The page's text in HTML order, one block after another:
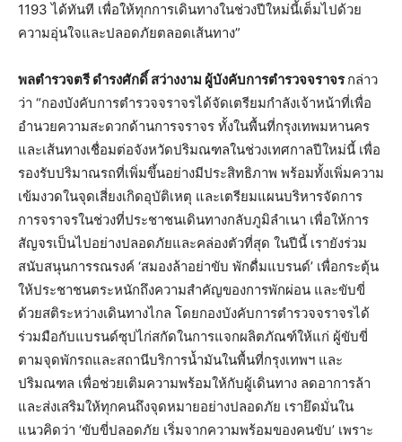
1193 ได้ทันที เพื่อให้ทุกการเดินทางในช่วงปีใหม่นี้เต็มไปด้วย
ความอุ่นใจและปลอดภัยตลอดเส้นทาง”
พลตำรวจตรี ดำรงศักดิ์ สว่างงาม ผู้บังคับการตำรวจจราจร กล่าว
ว่า “กองบังคับการตำรวจจราจรได้จัดเตรียมกำลังเจ้าหน้าที่เพื่อ
อำนวยความสะดวกด้านการจราจร ทั้งในพื้นที่กรุงเทพมหานคร
และเส้นทางเชื่อมต่อจังหวัดปริมณฑลในช่วงเทศกาลปีใหม่นี้ เพื่อ
รองรับปริมาณรถที่เพิ่มขึ้นอย่างมีประสิทธิภาพ พร้อมทั้งเพิ่มความ
เข้มงวดในจุดเสี่ยงเกิดอุบัติเหตุ และเตรียมแผนบริหารจัดการ
การจราจรในช่วงที่ประชาชนเดินทางกลับภูมิลำเนา เพื่อให้การ
สัญจรเป็นไปอย่างปลอดภัยและคล่องตัวที่สุด ในปีนี้ เรายังร่วม
สนับสนุนการรณรงค์ ‘สมองล้าอย่าขับ พักดื่มแบรนด์’ เพื่อกระตุ้น
ให้ประชาชนตระหนักถึงความสำคัญของการพักผ่อน และขับขี่
ด้วยสติระหว่างเดินทางไกล โดยกองบังคับการตำรวจจราจรได้
ร่วมมือกับแบรนด์ซุปไก่สกัดในการแจกผลิตภัณฑ์ให้แก่ ผู้ขับขี่
ตามจุดพักรถและสถานีบริการน้ำมันในพื้นที่กรุงเทพฯ และ
ปริมณฑล เพื่อช่วยเติมความพร้อมให้กับผู้เดินทาง ลดอาการล้า
และส่งเสริมให้ทุกคนถึงจุดหมายอย่างปลอดภัย เรายึดมั่นใน
แนวคิดว่า ‘ขับขี่ปลอดภัย เริ่มจากความพร้อมของคนขับ’ เพราะ